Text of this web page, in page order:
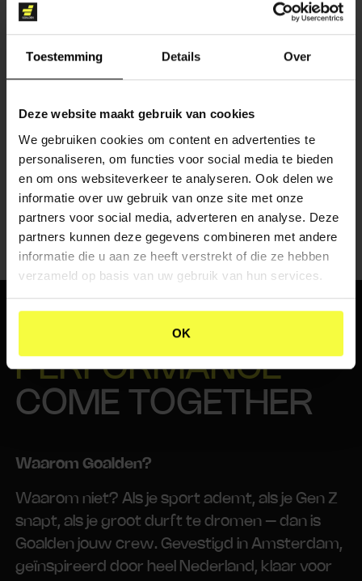
Toestemming Details Over
Deze website maakt gebruik van cookies
We gebruiken cookies om content en advertenties te
personaliseren, om functies voor social media te bieden
en om ons websiteverkeer te analyseren. Ook delen we
informatie over uw gebruik van onze site met onze
partners voor social media, adverteren en analyse. Deze
partners kunnen deze gegevens combineren met andere
informatie die u aan ze heeft verstrekt of die ze hebben
verzameld op basis van uw gebruik van hun services.
OK
CONTENT CREATIE
WHEREPASSION
PERFORMANCE
COME TOGETHER
Waarom Goalden?
Waarom niet? Als je sport ademt, als je Gen Z
snapt, als je groot durft te dromen – dan is
Goalden jouw crew. Gevestigd in Amsterdam,
geïnspireerd door heel Nederland, klaar voor